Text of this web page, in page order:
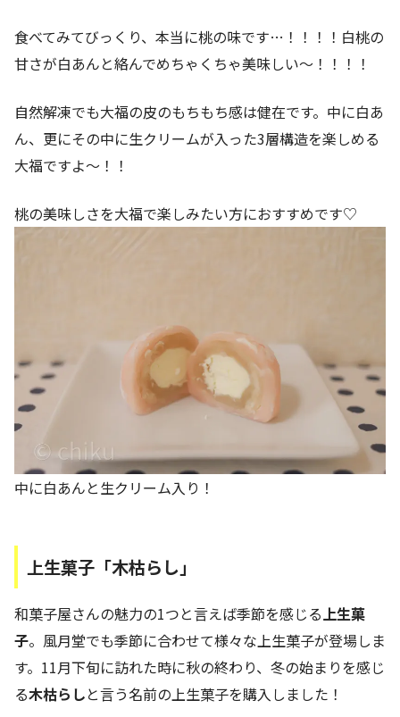
食べてみてびっくり、本当に桃の味です…！！！！白桃の
甘さが白あんと絡んでめちゃくちゃ美味しい～！！！！
自然解凍でも大福の皮のもちもち感は健在です。中に白あ
ん、更にその中に生クリームが入った3層構造を楽しめる
大福ですよ～！！
桃の美味しさを大福で楽しみたい方におすすめです♡
中に白あんと生クリーム入り！
上生菓子「木枯らし」
和菓子屋さんの魅力の1つと言えば季節を感じる上生菓
子。風月堂でも季節に合わせて様々な上生菓子が登場しま
す。11月下旬に訪れた時に秋の終わり、冬の始まりを感じ
る木枯らしと言う名前の上生菓子を購入しました！